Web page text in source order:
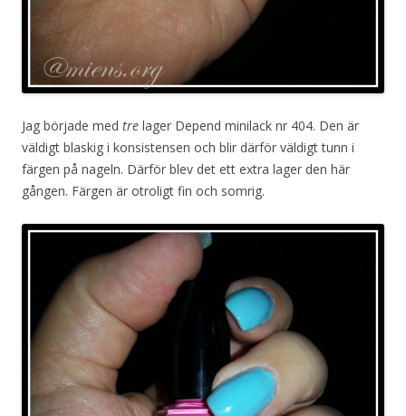
Jag började med tre lager Depend minilack nr 404. Den är
väldigt blaskig i konsistensen och blir därför väldigt tunn i
färgen på nageln. Därför blev det ett extra lager den här
gången. Färgen är otroligt fin och somrig.